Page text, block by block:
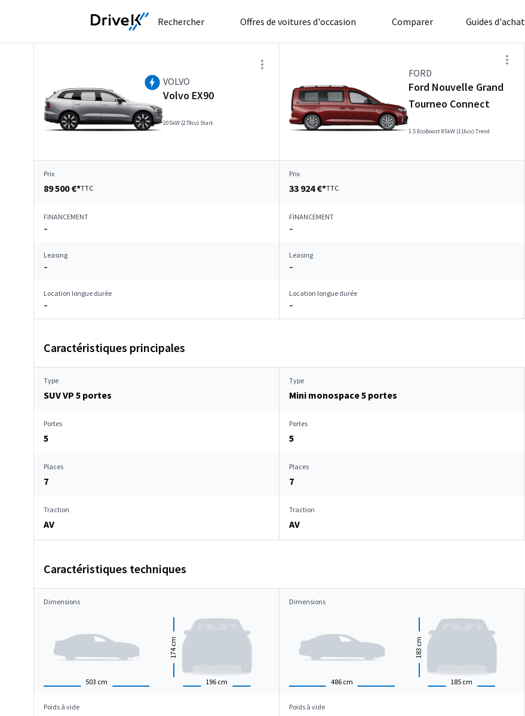
Rechercher Offres de voitures d'occasion Comparer Guides d'achat
VOLVO
Volvo EX90
205kW (279cv) Start
FORD
Ford Nouvelle Grand
Tourneo Connect
1.5 EcoBoost 85kW (116cv) Trend
Prix
89 500 €*TTC
Prix
33 924 €*TTC
FINANCEMENT
–
FINANCEMENT
–
Leasing
–
Leasing
–
Location longue durée
–
Location longue durée
–
Caractéristiques principales
Type
SUV VP 5 portes
Type
Mini monospace 5 portes
Portes
5
Portes
5
Places
7
Places
7
Traction
AV
Traction
AV
Caractéristiques techniques
Dimensions
503 cm 196 cm
174
cm
Dimensions
486 cm 185 cm
183
cm
Poids à vide Poids à vide